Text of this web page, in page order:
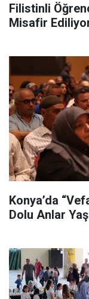
Filistinli
Misafir
Konya’da
Dolu Anlar